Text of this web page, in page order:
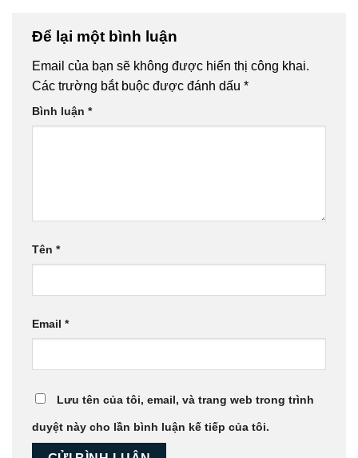
Để lại một bình luận
Email của bạn sẽ không được hiển thị công khai.
Các trường bắt buộc được đánh dấu *
Bình luận *
Tên *
Email *
Lưu tên của tôi, email, và trang web trong trình
duyệt này cho lần bình luận kế tiếp của tôi.